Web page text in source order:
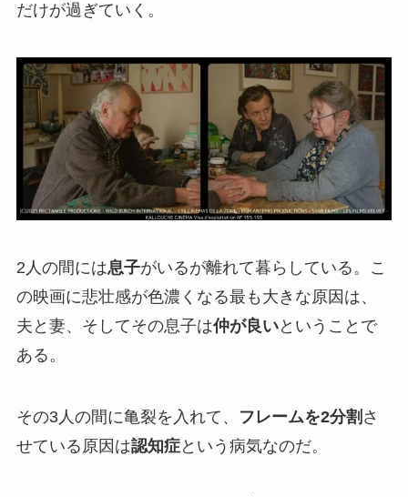
だけが過ぎていく。
2人の間には息子がいるが離れて暮らしている。こ
の映画に悲壮感が色濃くなる最も大きな原因は、
夫と妻、そしてその息子は仲が良いということで
ある。
その3人の間に亀裂を入れて、 フレームを2分割 さ
せている原因は認知症という病気なのだ。